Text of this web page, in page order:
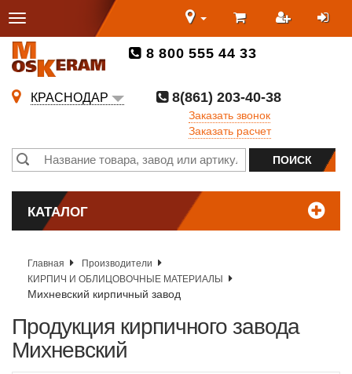
8 800 555 44 33
КРАСНОДАР
8(861) 203-40-38
Заказать звонок
Заказать расчет
КАТАЛОГ
Главная
Производители
КИРПИЧ И ОБЛИЦОВОЧНЫЕ МАТЕРИАЛЫ
Михневский кирпичный завод
Продукция кирпичного завода
Михневский